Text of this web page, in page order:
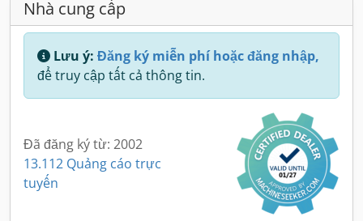
Nhà cung cấp
Lưu ý: Đăng ký miễn phí hoặc đăng nhập,
để truy cập tất cả thông tin.
Đã đăng ký từ: 2002
13.112 Quảng cáo trực
tuyến